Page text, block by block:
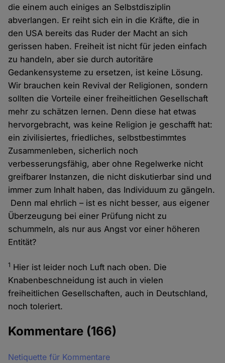
die einem auch einiges an Selbstdisziplin
abverlangen. Er reiht sich ein in die Kräfte, die in
den USA bereits das Ruder der Macht an sich
gerissen haben. Freiheit ist nicht für jeden einfach
zu handeln, aber sie durch autoritäre
Gedankensysteme zu ersetzen, ist keine Lösung.
Wir brauchen kein Revival der Religionen, sondern
sollten die Vorteile einer freiheitlichen Gesellschaft
mehr zu schätzen lernen. Denn diese hat etwas
hervorgebracht, was keine Religion je geschafft hat:
ein zivilisiertes, friedliches, selbstbestimmtes
Zusammenleben, sicherlich noch
verbesserungsfähig, aber ohne Regelwerke nicht
greifbarer Instanzen, die nicht diskutierbar sind und
immer zum Inhalt haben, das Individuum zu gängeln.
Denn mal ehrlich – ist es nicht besser, aus eigener
Überzeugung bei einer Prüfung nicht zu
schummeln, als nur aus Angst vor einer höheren
Entität?
1 Hier ist leider noch Luft nach oben. Die
Knabenbeschneidung ist auch in vielen
freiheitlichen Gesellschaften, auch in Deutschland,
noch toleriert.
Kommentare (166)
Netiquette für Kommentare